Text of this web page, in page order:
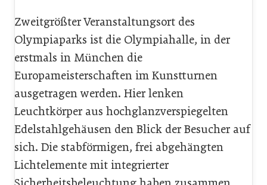
Zweitgrößter Veranstaltungsort des
Olympiaparks ist die Olympiahalle, in der
erstmals in München die
Europameisterschaften im Kunstturnen
ausgetragen werden. Hier lenken
Leuchtkörper aus hochglanzverspiegelten
Edelstahlgehäusen den Blick der Besucher auf
sich. Die stabförmigen, frei abgehängten
Lichtelemente mit integrierter